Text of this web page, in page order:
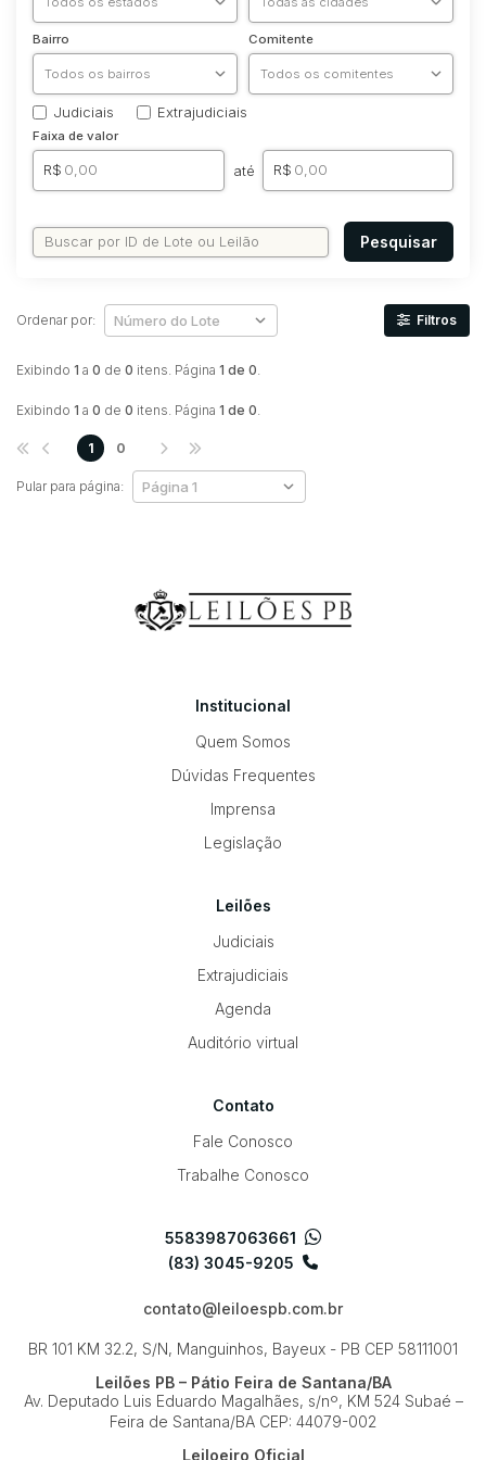
Bairro Comitente
Judiciais Extrajudiciais
Faixa de valor
R$ até R$
Pesquisar
Exibindo 1 a 0 de 0 itens. Página 1 de 0.
Ordenar por: Filtros
Exibindo 1 a 0 de 0 itens. Página 1 de 0.
Pular para página:
1 0
Institucional
Quem Somos
Dúvidas Frequentes
Imprensa
Legislação
Leilões
Judiciais
Extrajudiciais
Agenda
Auditório virtual
Contato
Fale Conosco
Trabalhe Conosco
5583987063661
(83) 3045-9205
contato@leiloespb.com.br
BR 101 KM 32.2, S/N, Manguinhos, Bayeux - PB CEP 58111001
Leilões PB – Pátio Feira de Santana/BA
Av. Deputado Luis Eduardo Magalhães, s/nº, KM 524Subaé –
Feira de Santana/BA CEP: 44079-002
Leiloeiro Oficial